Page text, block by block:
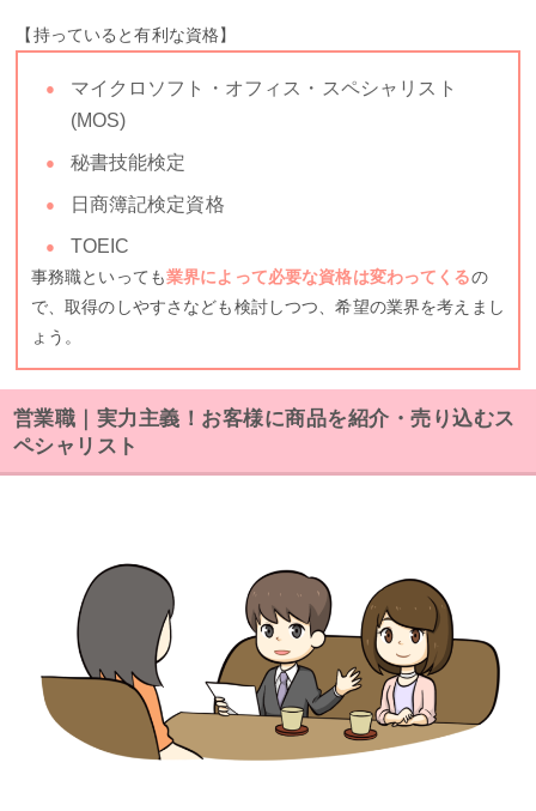
【持っていると有利な資格】
マイクロソフト・オフィス・スペシャリスト
(MOS)
秘書技能検定
日商簿記検定資格
TOEIC
事務職といっても業界によって必要な資格は変わってくるの
で、取得のしやすさなども検討しつつ、希望の業界を考えまし
ょう。
営業職｜実力主義！お客様に商品を紹介・売り込むス
ペシャリスト